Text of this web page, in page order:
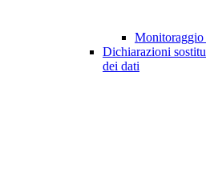
Monitoraggio
Dichiarazioni
dei dati